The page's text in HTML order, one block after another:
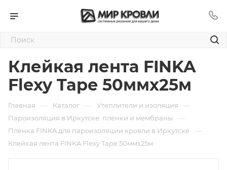
Клейкая лента FINKA
Flexy Tape 50ммх25м
Главная — Каталог — Утеплители и изоляция —
Пароизоляция в Иркутске: пленки и мембраны —
Пленка FINKA для пароизоляции кровли в Иркутске —
Клейкая лента FINKA Flexy Tape 50ммх25м